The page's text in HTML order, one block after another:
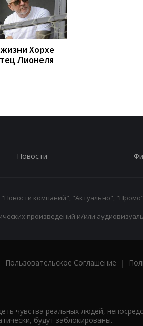
Хорхе
Лионеля
Новости
компаний", "Актуально",
произведений и/или
Пользовательское Соглашение |
чувства реальных людей,
будут заблокированы.